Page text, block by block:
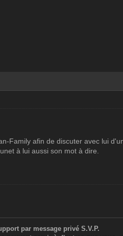
Family afin de discuter avec lui
à lui aussi son mot à dire.
par message privé S.V.P.